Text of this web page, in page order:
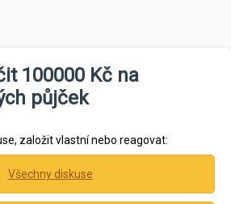
100000 Kč na
půjček
založit vlastní nebo reagovat:
Všechny diskuse